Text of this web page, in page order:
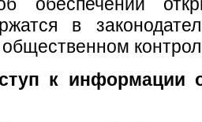
обеспечении
в
к информации